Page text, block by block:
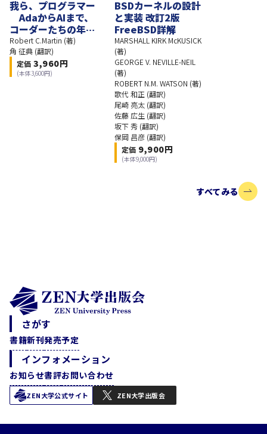
我ら、プログラマー
AdaからAIまで、
コーダーたちの年代
記
Robert C.Martin (著)
角 征典 (翻訳)
定価 3,960円
(本体3,600円)
BSDカーネルの設計
と実装 改訂2版
FreeBSD詳解
MARSHALL KIRK McKUSICK
(著)
GEORGE V. NEVILLE-NEIL
(著)
ROBERT N.M. WATSON (著)
歌代 和正 (翻訳)
尾崎 亮太 (翻訳)
佐藤 広生 (翻訳)
坂下 秀 (翻訳)
保岡 昌彦 (翻訳)
定価 9,900円
(本体9,000円)
すべてみる
さがす
書籍新刊発売予定
インフォメーション
お知らせ書評お問い合わせ
ZEN大学公式サイト ZEN大学出版会